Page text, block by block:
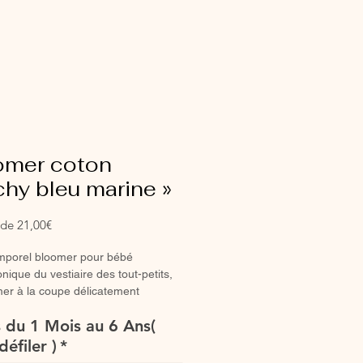
coton
bleu marine »
21,00€Prix
bloomer pour bébé
du vestiaire des tout-petits,
à la coupe délicatement
en version classique ou taille
toutes les silhouettes et
du 1 Mois au 6 Ans(
) *